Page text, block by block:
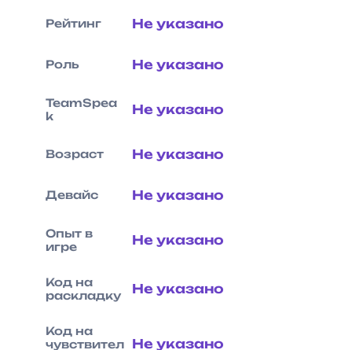
Рейтинг Не указано
Роль Не указано
TeamSpea
k
Не указано
Возраст Не указано
Девайс Не указано
Опыт в
игре
Не указано
Код на
раскладку
Не указано
Код на
чувствител
Не указано